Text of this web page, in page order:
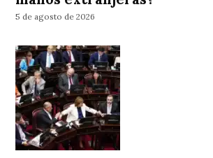
5 de agosto de 2026